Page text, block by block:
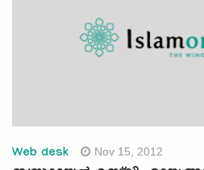
Web desk Nov 15, 2012